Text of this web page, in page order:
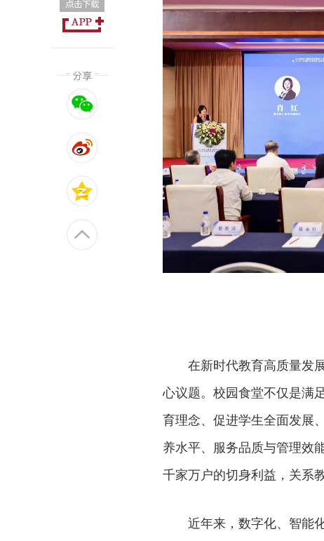
在新时代教育高质量发
心议题。校园食堂不仅是满
育理念、促进学生全面发展
养水平、服务品质与管理效
千家万户的切身利益，关系
近年来，数字化、智能